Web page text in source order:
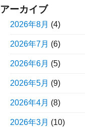
アーカイブ
2026年8月 (4)
2026年7月 (6)
2026年6月 (5)
2026年5月 (9)
2026年4月 (8)
2026年3月 (10)